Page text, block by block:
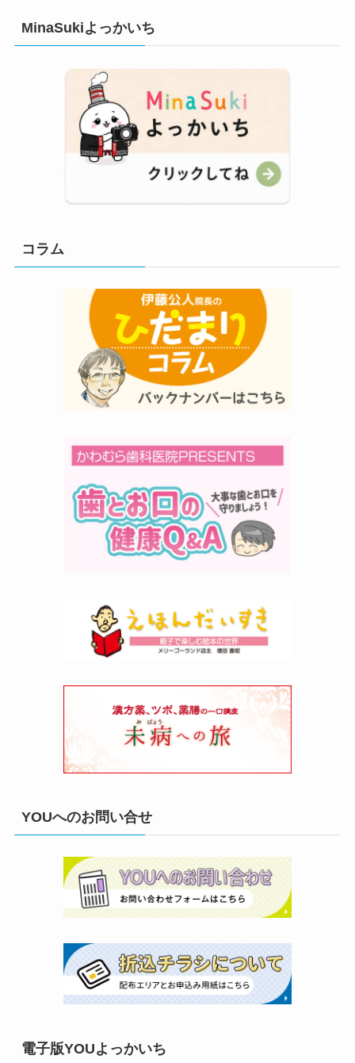
MinaSukiよっかいち
コラム
YOUへのお問い合せ
電子版YOUよっかいち